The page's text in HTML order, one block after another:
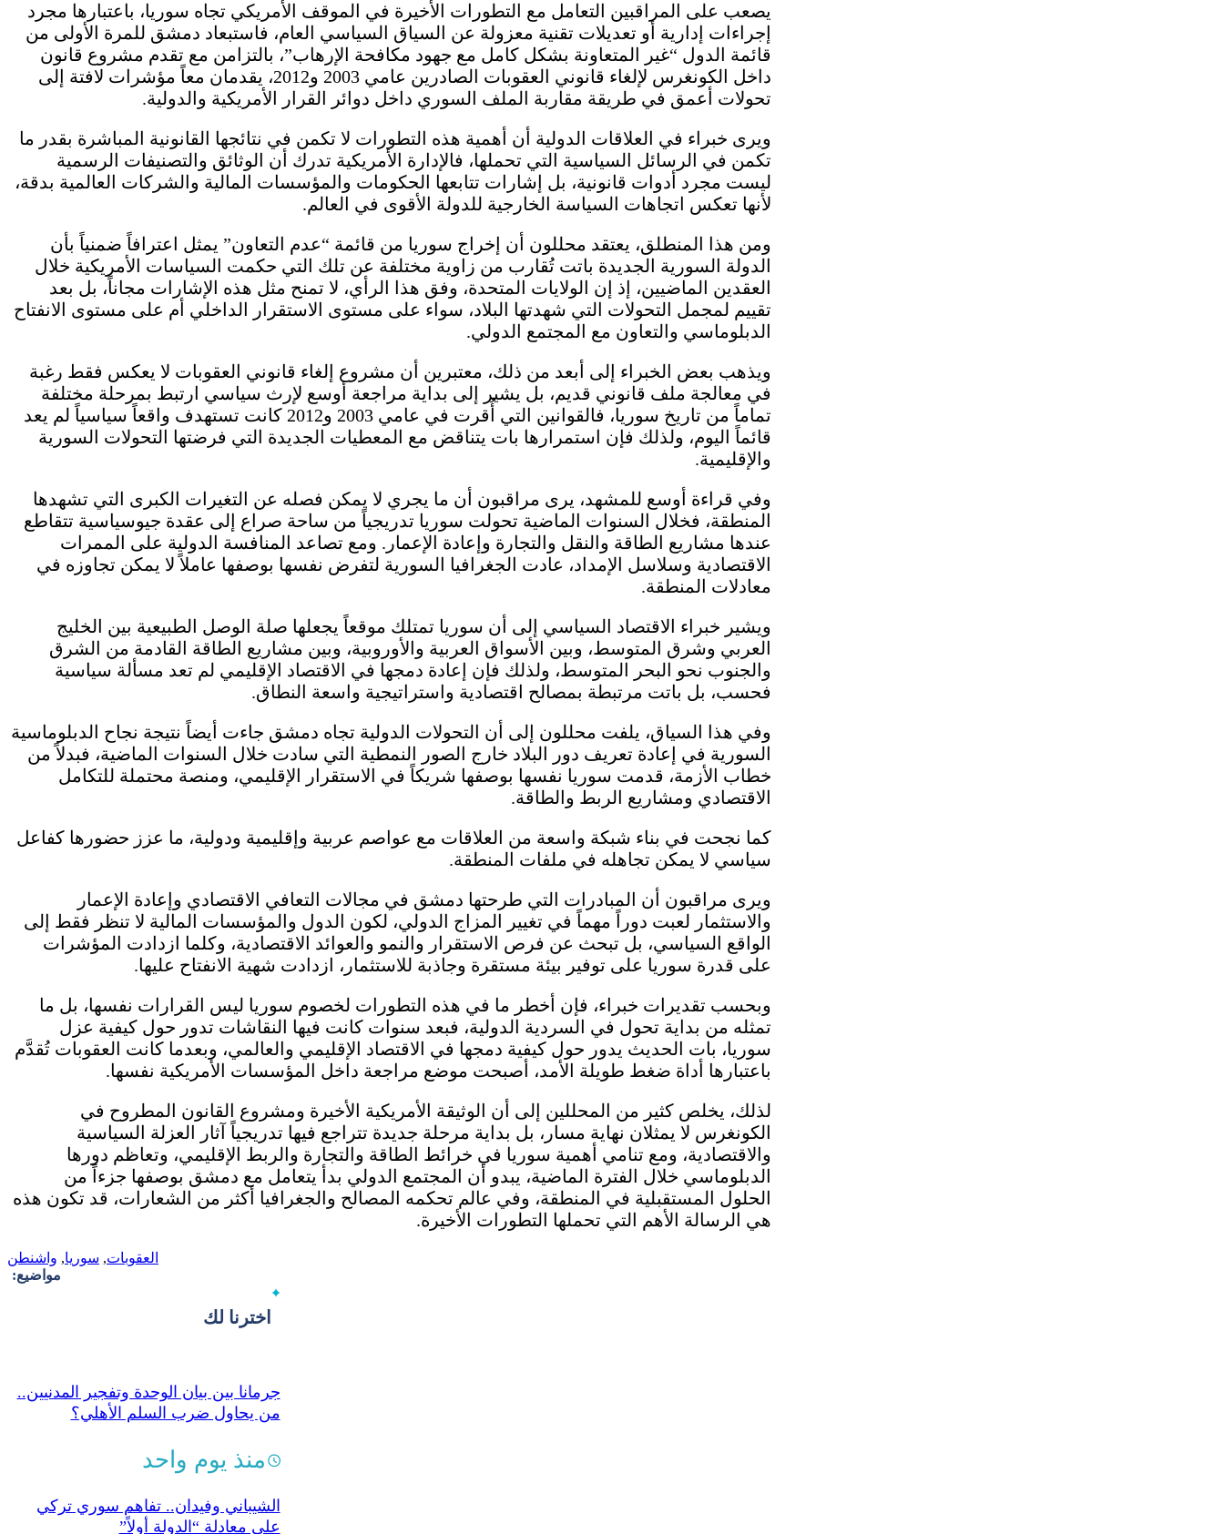
يصعب على المراقبين التعامل مع التطورات الأخيرة في الموقف الأمريكي تجاه سوريا، باعتبارها مجرد
إجراءات إدارية أو تعديلات تقنية معزولة عن السياق السياسي العام، فاستبعاد دمشق للمرة الأولى من
قائمة الدول “غير المتعاونة بشكل كامل مع جهود مكافحة الإرهاب”، بالتزامن مع تقدم مشروع قانون
داخل الكونغرس لإلغاء قانوني العقوبات الصادرين عامي 2003 و2012، يقدمان معاً مؤشرات لافتة إلى
تحولات أعمق في طريقة مقاربة الملف السوري داخل دوائر القرار الأمريكية والدولية.
ويرى خبراء في العلاقات الدولية أن أهمية هذه التطورات لا تكمن في نتائجها القانونية المباشرة بقدر ما
تكمن في الرسائل السياسية التي تحملها، فالإدارة الأمريكية تدرك أن الوثائق والتصنيفات الرسمية
ليست مجرد أدوات قانونية، بل إشارات تتابعها الحكومات والمؤسسات المالية والشركات العالمية بدقة،
لأنها تعكس اتجاهات السياسة الخارجية للدولة الأقوى في العالم.
ومن هذا المنطلق، يعتقد محللون أن إخراج سوريا من قائمة “عدم التعاون” يمثل اعترافاً ضمنياً بأن
الدولة السورية الجديدة باتت تُقارب من زاوية مختلفة عن تلك التي حكمت السياسات الأمريكية خلال
العقدين الماضيين، إذ إن الولايات المتحدة، وفق هذا الرأي، لا تمنح مثل هذه الإشارات مجاناً، بل بعد
تقييم لمجمل التحولات التي شهدتها البلاد، سواء على مستوى الاستقرار الداخلي أم على مستوى الانفتاح
الدبلوماسي والتعاون مع المجتمع الدولي.
ويذهب بعض الخبراء إلى أبعد من ذلك، معتبرين أن مشروع إلغاء قانوني العقوبات لا يعكس فقط رغبة
في معالجة ملف قانوني قديم، بل يشير إلى بداية مراجعة أوسع لإرث سياسي ارتبط بمرحلة مختلفة
تماماً من تاريخ سوريا، فالقوانين التي أُقرت في عامي 2003 و2012 كانت تستهدف واقعاً سياسياً لم يعد
قائماً اليوم، ولذلك فإن استمرارها بات يتناقض مع المعطيات الجديدة التي فرضتها التحولات السورية
والإقليمية.
وفي قراءة أوسع للمشهد، يرى مراقبون أن ما يجري لا يمكن فصله عن التغيرات الكبرى التي تشهدها
المنطقة، فخلال السنوات الماضية تحولت سوريا تدريجياً من ساحة صراع إلى عقدة جيوسياسية تتقاطع
عندها مشاريع الطاقة والنقل والتجارة وإعادة الإعمار. ومع تصاعد المنافسة الدولية على الممرات
الاقتصادية وسلاسل الإمداد، عادت الجغرافيا السورية لتفرض نفسها بوصفها عاملاً لا يمكن تجاوزه في
معادلات المنطقة.
ويشير خبراء الاقتصاد السياسي إلى أن سوريا تمتلك موقعاً يجعلها صلة الوصل الطبيعية بين الخليج
العربي وشرق المتوسط، وبين الأسواق العربية والأوروبية، وبين مشاريع الطاقة القادمة من الشرق
والجنوب نحو البحر المتوسط، ولذلك فإن إعادة دمجها في الاقتصاد الإقليمي لم تعد مسألة سياسية
فحسب، بل باتت مرتبطة بمصالح اقتصادية واستراتيجية واسعة النطاق.
وفي هذا السياق، يلفت محللون إلى أن التحولات الدولية تجاه دمشق جاءت أيضاً نتيجة نجاح الدبلوماسية
السورية في إعادة تعريف دور البلاد خارج الصور النمطية التي سادت خلال السنوات الماضية، فبدلاً من
خطاب الأزمة، قدمت سوريا نفسها بوصفها شريكاً في الاستقرار الإقليمي، ومنصة محتملة للتكامل
الاقتصادي ومشاريع الربط والطاقة.
كما نجحت في بناء شبكة واسعة من العلاقات مع عواصم عربية وإقليمية ودولية، ما عزز حضورها كفاعل
سياسي لا يمكن تجاهله في ملفات المنطقة.
ويرى مراقبون أن المبادرات التي طرحتها دمشق في مجالات التعافي الاقتصادي وإعادة الإعمار
والاستثمار لعبت دوراً مهماً في تغيير المزاج الدولي، لكون الدول والمؤسسات المالية لا تنظر فقط إلى
الواقع السياسي، بل تبحث عن فرص الاستقرار والنمو والعوائد الاقتصادية، وكلما ازدادت المؤشرات
على قدرة سوريا على توفير بيئة مستقرة وجاذبة للاستثمار، ازدادت شهية الانفتاح عليها.
وبحسب تقديرات خبراء، فإن أخطر ما في هذه التطورات لخصوم سوريا ليس القرارات نفسها، بل ما
تمثله من بداية تحول في السردية الدولية، فبعد سنوات كانت فيها النقاشات تدور حول كيفية عزل
سوريا، بات الحديث يدور حول كيفية دمجها في الاقتصاد الإقليمي والعالمي، وبعدما كانت العقوبات تُقدَّم
باعتبارها أداة ضغط طويلة الأمد، أصبحت موضع مراجعة داخل المؤسسات الأمريكية نفسها.
لذلك، يخلص كثير من المحللين إلى أن الوثيقة الأمريكية الأخيرة ومشروع القانون المطروح في
الكونغرس لا يمثلان نهاية مسار، بل بداية مرحلة جديدة تتراجع فيها تدريجياً آثار العزلة السياسية
والاقتصادية، ومع تنامي أهمية سوريا في خرائط الطاقة والتجارة والربط الإقليمي، وتعاظم دورها
الدبلوماسي خلال الفترة الماضية، يبدو أن المجتمع الدولي بدأ يتعامل مع دمشق بوصفها جزءاً من
الحلول المستقبلية في المنطقة، وفي عالم تحكمه المصالح والجغرافيا أكثر من الشعارات، قد تكون هذه
هي الرسالة الأهم التي تحملها التطورات الأخيرة.
العقوبات, سوريا, واشنطن
مواضيع:
اخترنا لك
جرمانا بين بيان الوحدة وتفجير المدنيين..
من يحاول ضرب السلم الأهلي؟
منذ يوم واحد
الشيباني وفيدان.. تفاهم سوري تركي
على معادلة “الدولة أولاً”